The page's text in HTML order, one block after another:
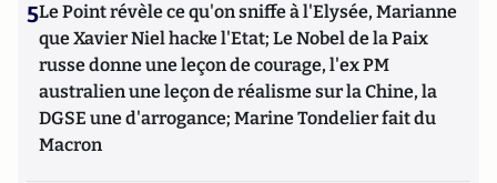
5Le Point révèle ce qu'on sniffe à l'Elysée, Marianne
que Xavier Niel hacke l'Etat; Le Nobel de la Paix
russe donne une leçon de courage, l'ex PM
australien une leçon de réalisme sur la Chine, la
DGSE une d'arrogance; Marine Tondelier fait du
Macron